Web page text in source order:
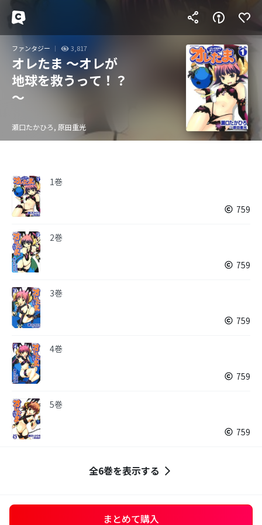
ファンタジー 3,817
オレたま ～オレが
地球を救うって！？
～
瀬口たかひろ, 原田重光
1巻
759
2巻
759
3巻
759
4巻
759
5巻
759
全6巻を表示する
まとめて購入